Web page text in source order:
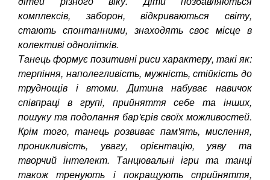
комплексів, заборон, відкриваються світу,
стають спонтанними, знаходять своє місце в
колективі однолітків.
Танець формує позитивні риси характеру, такі як:
терпіння, наполегливість, мужність, стійкість до
труднощів і втоми. Дитина набуває навичок
співпраці в групі, прийняття себе та інших,
пошуку та подолання бар'єрів своїх можливостей.
Крім того, танець розвиває пам'ять, мислення,
проникливість, увагу, орієнтацію, уяву та
творчий інтелект. Танцювальні ігри та танці
також тренують і покращують сприйняття,